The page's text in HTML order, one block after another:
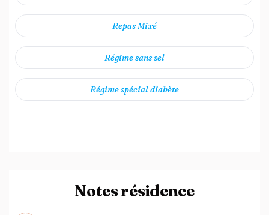
Repas Mixé
Régime sans sel
Régime spécial diabète
Notes résidence